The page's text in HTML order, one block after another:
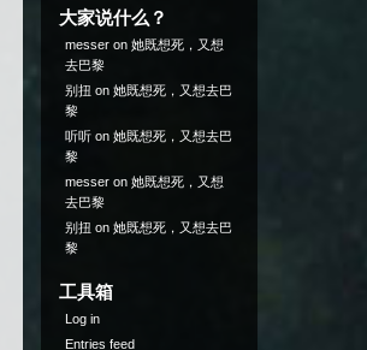
大家说什么？
messeron 她既想死，又想
去巴黎
别扭 on 她既想死，又想去巴
黎
听听on 她既想死，又想去巴
黎
messeron 她既想死，又想
去巴黎
别扭 on 她既想死，又想去巴
黎
工具箱
Log in
Entries feed